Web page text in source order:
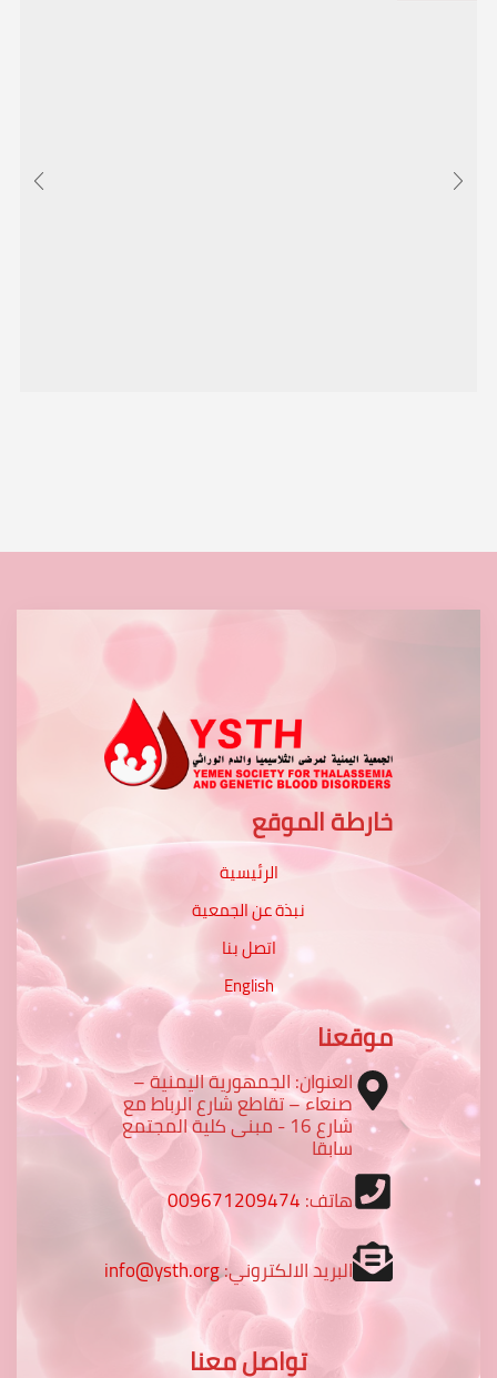
خارطة الموقع
الرئيسية
نبذة عن الجمعية
اتصل بنا
English
موقعنا
العنوان: الجمهورية اليمنية –
صنعاء – تقاطع شارع الرباط مع
شارع 16 - مبنى كلية المجتمع
سابقا
هاتف:009671209474
البريد الالكتروني:info@ysth.org
تواصل معنا